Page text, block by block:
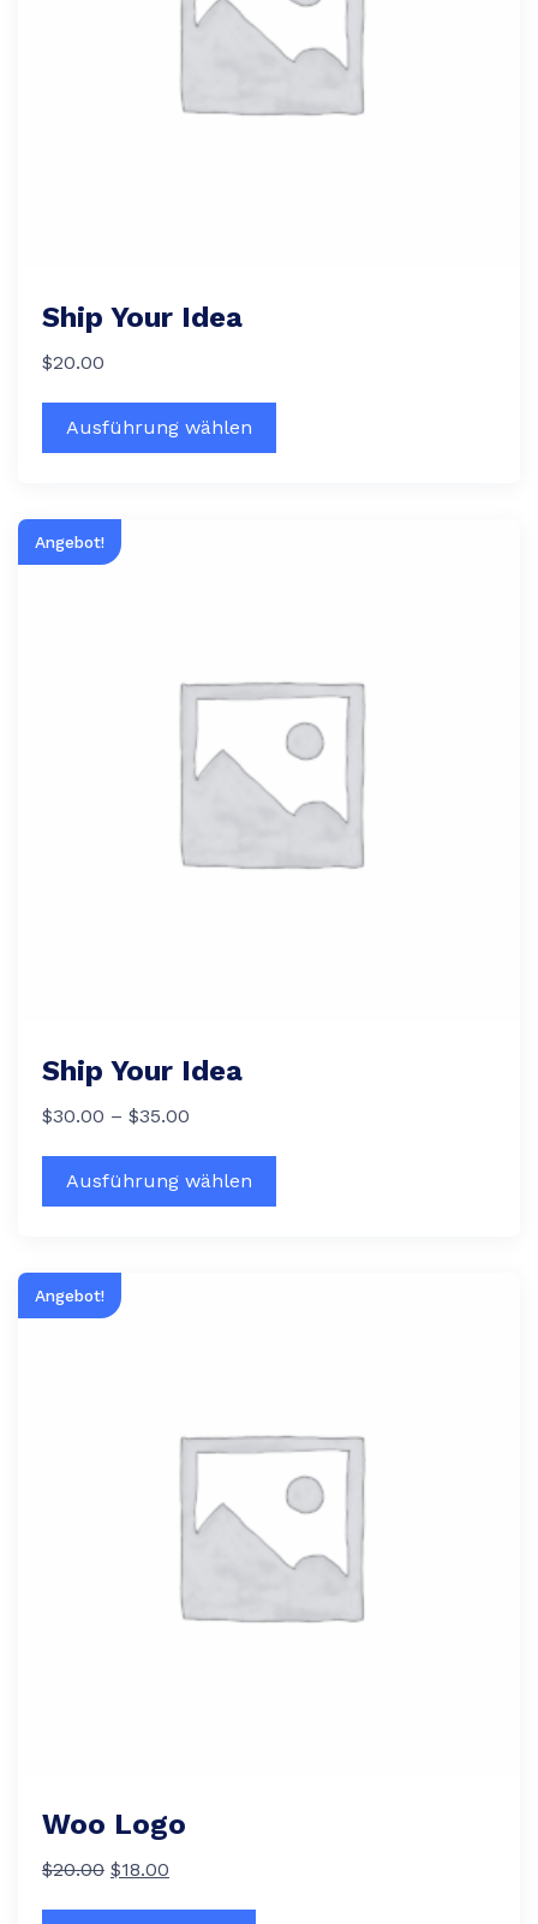
Ship Your Idea
$20.00
Ausführung wählen
Angebot!
Ship Your Idea
$30.00 – $35.00
Ausführung wählen
Angebot!
Woo Logo
$20.00 $18.00